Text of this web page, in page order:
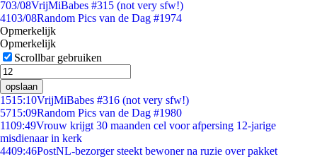
703/08VrijMiBabes #315 (not very sfw!)
4103/08Random Pics van de Dag #1974
Opmerkelijk
Opmerkelijk
Scrollbar gebruiken
opslaan
1515:10VrijMiBabes #316 (not very sfw!)
5715:09Random Pics van de Dag #1980
1109:49Vrouw krijgt 30 maanden cel voor afpersing 12-jarige
misdienaar in kerk
4409:46PostNL-bezorger steekt bewoner na ruzie over pakket